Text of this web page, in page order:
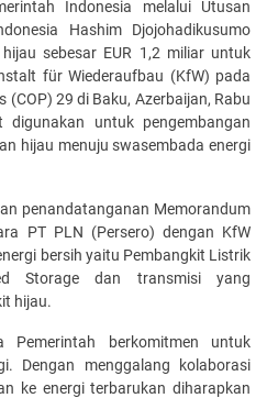
Indonesia melalui Utusan
Hashim Djojohadikusumo
sebesar EUR 1,2 miliar untuk
für Wiederaufbau (KfW) pada
29 di Baku, Azerbaijan, Rabu
digunakan untuk pengembangan
hijau menuju swasembada energi
penandatanganan Memorandum
PT PLN (Persero) dengan KfW
bersih yaitu Pembangkit Listrik
Storage dan transmisi yang
hijau.
Pemerintah berkomitmen untuk
Dengan menggalang kolaborasi
ke energi terbarukan diharapkan